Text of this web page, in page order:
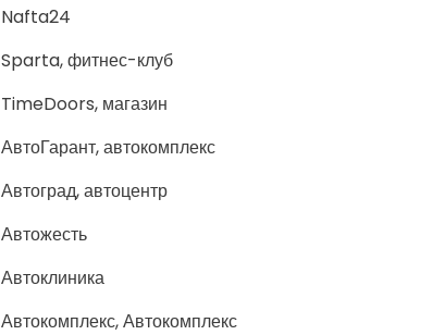
Nafta24
Sparta, фитнес-клуб
TimeDoors, магазин
АвтоГарант, автокомплекс
Автоград, автоцентр
Автожесть
Автоклиника
Автокомплекс, Автокомплекс